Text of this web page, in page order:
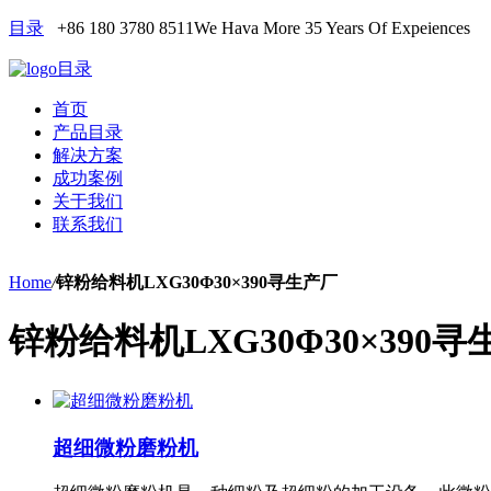
目录 +86 180 3780 8511We Hava More 35 Years Of Expeiences
目录
首页
产品目录
解决方案
成功案例
关于我们
联系我们
Home/锌粉给料机LXG30Φ30×390寻生产厂
锌粉给料机LXG30Φ30×390寻
超细微粉磨粉机